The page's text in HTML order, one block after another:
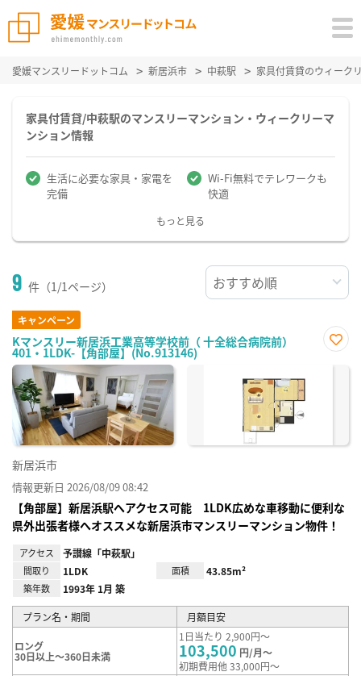
愛媛マンスリードットコム 新居浜市 中萩駅 家具付賃貸のウィーク
家具付賃貸/中萩駅のマンスリーマンション・ウィークリーマ
ンション情報
生活に必要な家具・家電を
完備
Wi-Fi無料でテレワークも
快適
もっと見る
9 件（1/1ページ）
キャンペーン
Kマンスリー新居浜工業高等学校前（ 十全総合病院前）
401・1LDK-【角部屋】(No.913146)
に入
新居浜市
情報更新日 2026/08/09 08:42
【角部屋】新居浜駅へアクセス可能 1LDK広めな車移動に便利な
県外出張者様へオススメな新居浜市マンスリーマンション物件！
アクセス 予讃線「中萩駅」
間取り 1LDK 面積 43.85m²
築年数 1993年 1月 築
プラン名・期間 月額目安
ロング
30日以上～360日未満
1日当たり 2,900円～
103,500 円/月～
初期費用他 33,000円～